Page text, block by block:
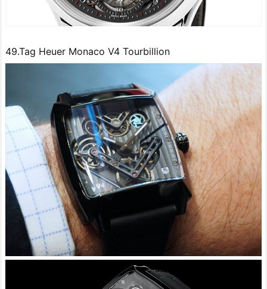
49.Tag Heuer Monaco V4 Tourbillion